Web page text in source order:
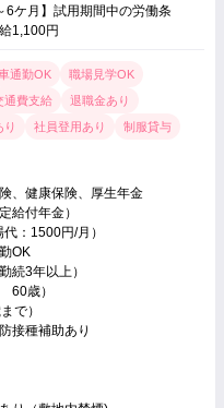
6ケ月】試用期間中の労働条
1,100円
通勤OK
職場見学OK
通費支給
退職金あり
り 社員登用あり
制服貸与
、健康保険、厚生年金
給付年金）
：1500円/月）
OK
続3年以上）
60歳）
で）
接種補助あり